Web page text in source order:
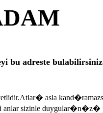
adreste
asla
anlar sizinle